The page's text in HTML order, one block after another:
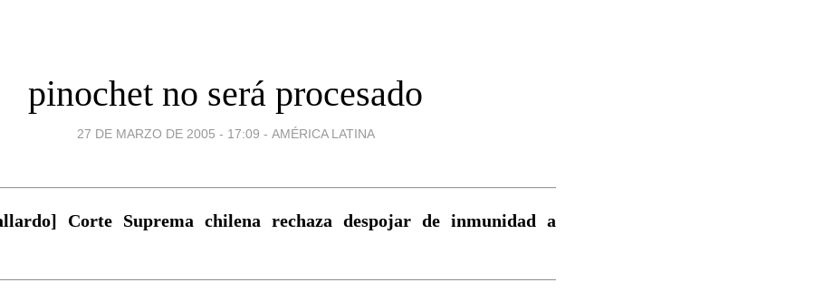
pinochet no será procesado
27 DE MARZO DE 2005 - 17:09 - AMÉRICA LATINA
Corte Suprema chilena rechaza despojar de inmunidad a